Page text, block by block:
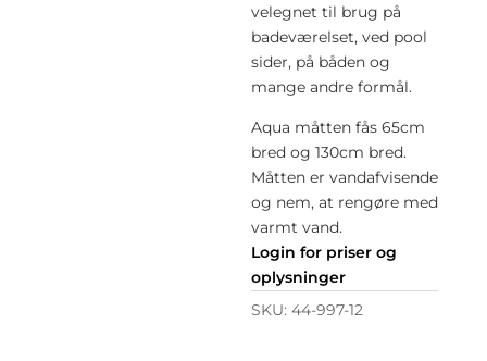
velegnet til brug på
badeværelset, ved pool
sider, på båden og
mange andre formål.
Aqua måtten fås 65cm
bred og 130cm bred.
Måtten er vandafvisende
og nem, at rengøre med
varmt vand.
Login for priser og
oplysninger
SKU:44-997-12